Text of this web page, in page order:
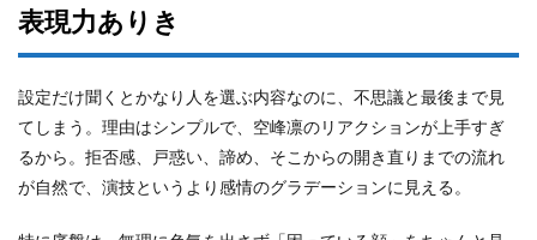
表現力ありき
設定だけ聞くとかなり人を選ぶ内容なのに、不思議と最後まで見
てしまう。理由はシンプルで、空峰凛のリアクションが上手すぎ
るから。拒否感、戸惑い、諦め、そこからの開き直りまでの流れ
が自然で、演技というより感情のグラデーションに見える。